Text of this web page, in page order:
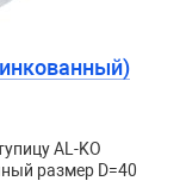
AL-KO
размер D=40